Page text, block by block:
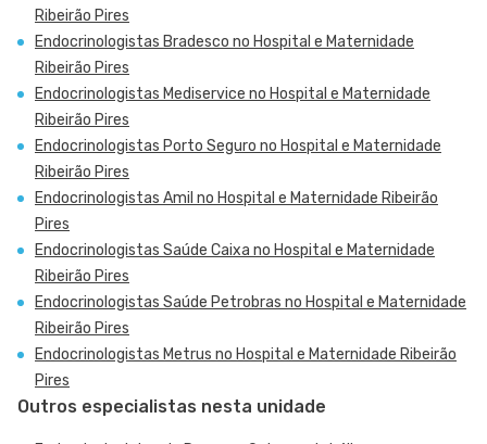
Ribeirão Pires
Endocrinologistas Bradesco no Hospital e Maternidade
Ribeirão Pires
Endocrinologistas Mediservice no Hospital e Maternidade
Ribeirão Pires
Endocrinologistas Porto Seguro no Hospital e Maternidade
Ribeirão Pires
Endocrinologistas Amil no Hospital e Maternidade Ribeirão
Pires
Endocrinologistas Saúde Caixa no Hospital e Maternidade
Ribeirão Pires
Endocrinologistas Saúde Petrobras no Hospital e Maternidade
Ribeirão Pires
Endocrinologistas Metrus no Hospital e Maternidade Ribeirão
Pires
Outros especialistas nesta unidade